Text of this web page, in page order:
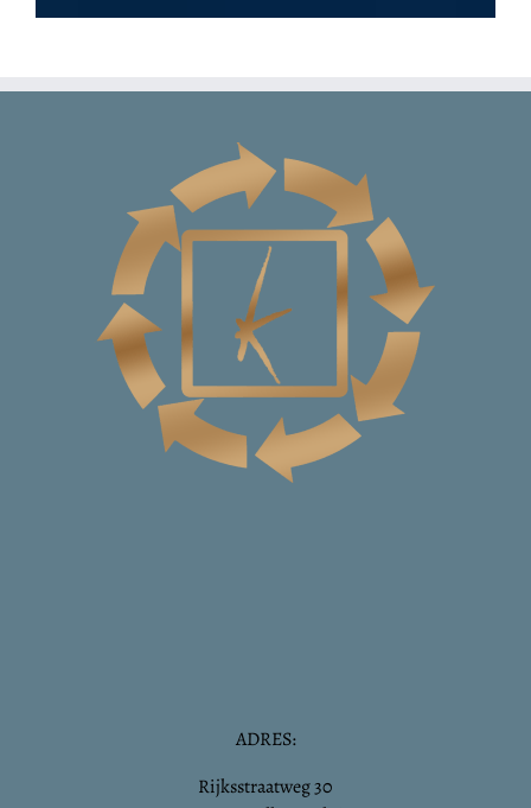
ADRES:
Rijksstraatweg 30